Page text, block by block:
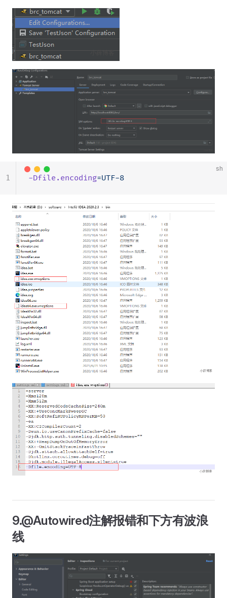
sh
-Dfile.encoding=UTF-8
1
9.@Autowired注解报错和下方有波浪
线